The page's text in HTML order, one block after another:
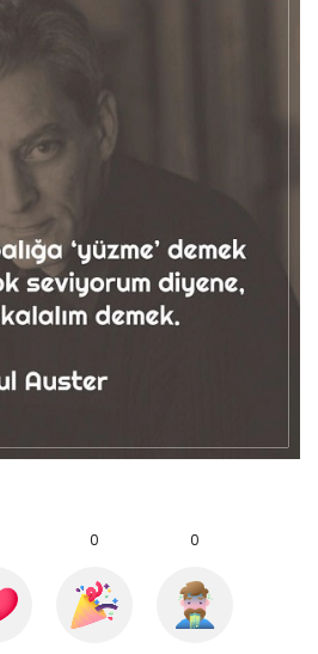
0 0